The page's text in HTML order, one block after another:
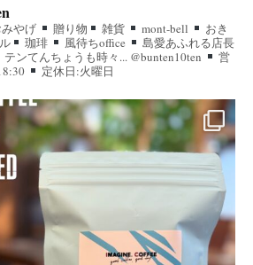
やげ 贈り物 雑貨 mont-bell
おき
珈琲 風待ちoffice
島愛あふれる店長
テンてんちょうも時々... @bunten10ten
営
定休日:火曜日